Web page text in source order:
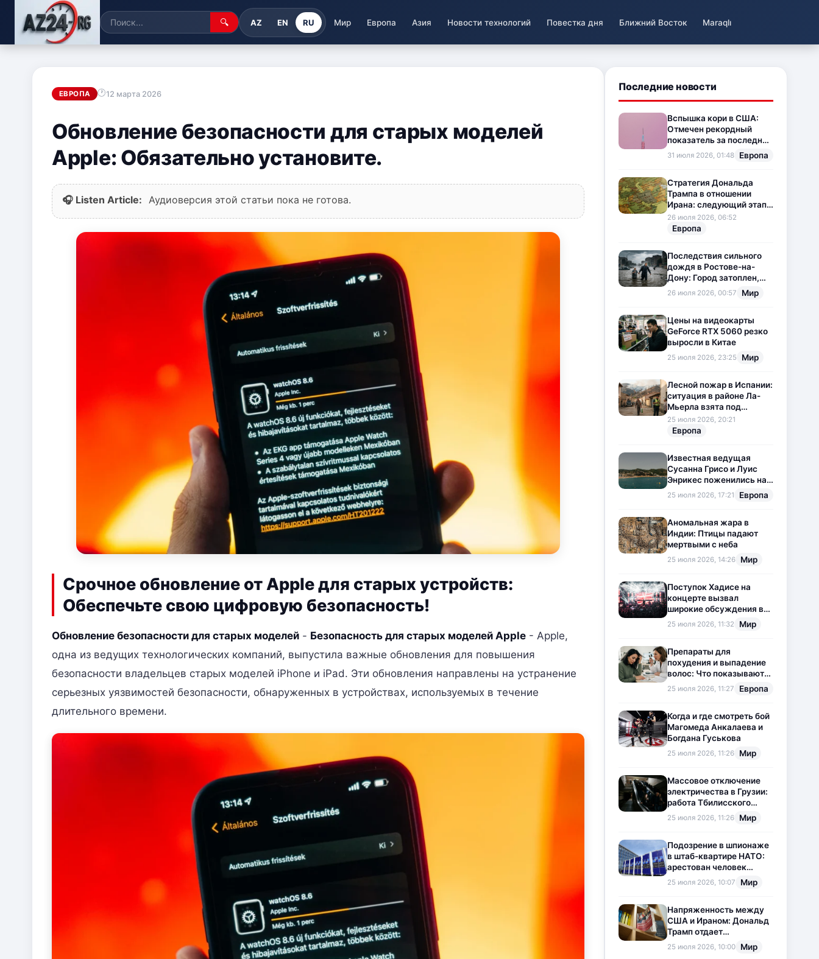
🔍 AZ EN RU Мир Европа Азия Новости технологий Повестка дня Ближний Восток Maraqlı
ЕВРОПА 12 марта 2026
Обновление безопасности для старых моделей
Apple: Обязательно установите.
🎧 Listen Article: Аудиоверсия этой статьи пока не готова.
Срочное обновление от Apple для старых устройств:
Обеспечьте свою цифровую безопасность!
Обновление безопасности для старых моделей - Безопасность для старых моделей Apple - Apple,
одна из ведущих технологических компаний, выпустила важные обновления для повышения
безопасности владельцев старых моделей iPhone и iPad. Эти обновления направлены на устранение
серьезных уязвимостей безопасности, обнаруженных в устройствах, используемых в течение
длительного времени.
Последние новости
Вспышка кори в США:
Отмечен рекордный
показатель за последние
35 лет
31 июля 2026, 01:48 Европа
Стратегия Дональда
Трампа в отношении
Ирана: следующий этап
напряженности на
Ближнем Востоке
26 июля 2026, 06:52
Европа
Последствия сильного
дождя в Ростове-на-
Дону: Город затоплен,
свет отключен
26 июля 2026, 00:57 Мир
Цены на видеокарты
GeForce RTX 5060 резко
выросли в Китае
25 июля 2026, 23:25 Мир
Лесной пожар в Испании:
ситуация в районе Ла-
Мьерла взята под
контроль
25 июля 2026, 20:21
Европа
Известная ведущая
Сусанна Грисо и Луис
Энрикес поженились на
Коста-Браве
25 июля 2026, 17:21 Европа
Аномальная жара в
Индии: Птицы падают
мертвыми с неба
25 июля 2026, 14:26 Мир
Поступок Хадисе на
концерте вызвал
широкие обсуждения в
социальных сетях
25 июля 2026, 11:32 Мир
Препараты для
похудения и выпадение
волос: Что показывают
новые исследования?
25 июля 2026, 11:27 Европа
Когда и где смотреть бой
Магомеда Анкалаева и
Богдана Гуськова
25 июля 2026, 11:26 Мир
Массовое отключение
электричества в Грузии:
работа Тбилисского
метрополитена
приостановлена
25 июля 2026, 11:26 Мир
Подозрение в шпионаже
в штаб-квартире НАТО:
арестован человек
китайского
происхождения
25 июля 2026, 10:07 Мир
Напряженность между
США и Ираном: Дональд
Трамп отдает
предпочтение
дипломатии
25 июля 2026, 10:00 Мир